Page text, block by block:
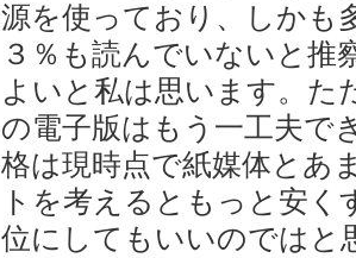
源を使っており、しかも
３％も読んでいないと推
よいと私は思います。た
の電子版はもう一工夫で
格は現時点で紙媒体とあ
トを考えるともっと安
位にしてもいいのではと